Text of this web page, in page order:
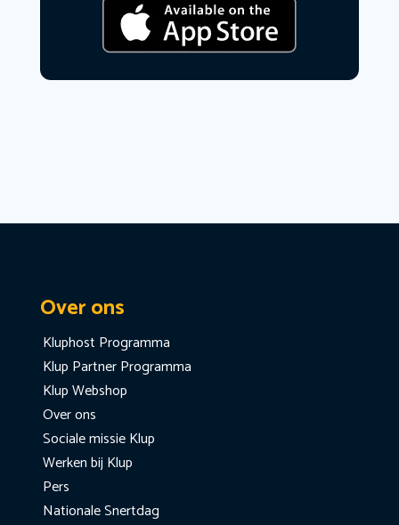
Over ons
Kluphost Programma
Klup Partner Programma
Klup Webshop
Over ons
Sociale missie Klup
Werken bij Klup
Pers
Nationale Snertdag